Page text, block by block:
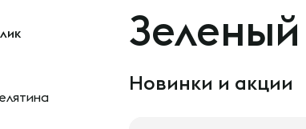
Новинки и акции